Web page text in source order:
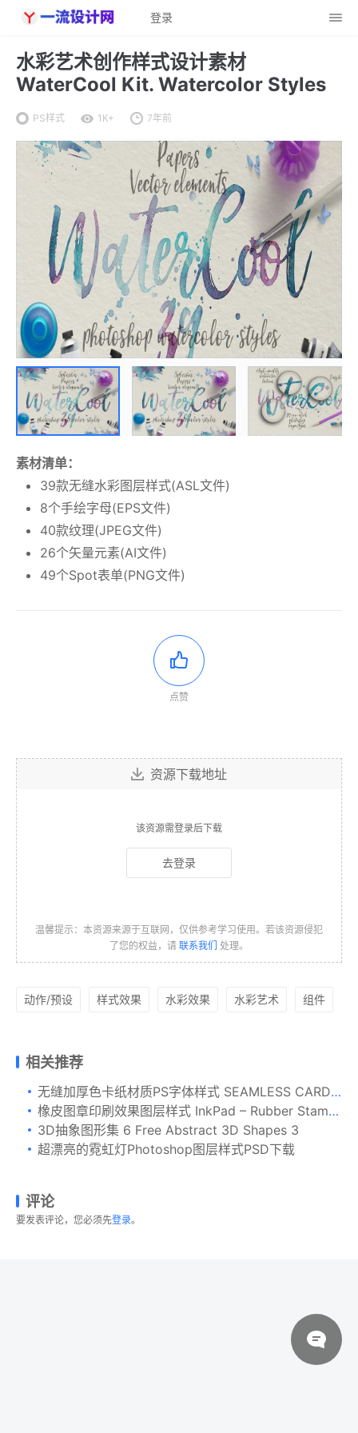
登录
水彩艺术创作样式设计素材
WaterCool Kit. Watercolor Styles
PS样式 1K+ 7年前
素材清单：
39款无缝水彩图层样式(ASL文件)
8个手绘字母(EPS文件)
40款纹理(JPEG文件)
26个矢量元素(AI文件)
49个Spot表单(PNG文件)
点赞
资源下载地址
该资源需登录后下载
去登录
温馨提示：本资源来源于互联网，仅供参考学习使用。若该资源侵犯
了您的权益，请 联系我们 处理。
动作/预设 样式效果 水彩效果 水彩艺术 组件
相关推荐
无缝加厚色卡纸材质PS字体样式 SEAMLESS CARDBOARD
橡皮图章印刷效果图层样式 InkPad – Rubber Stamp Effects
3D抽象图形集 6 Free Abstract 3D Shapes 3
超漂亮的霓虹灯Photoshop图层样式PSD下载
评论
要发表评论，您必须先登录。